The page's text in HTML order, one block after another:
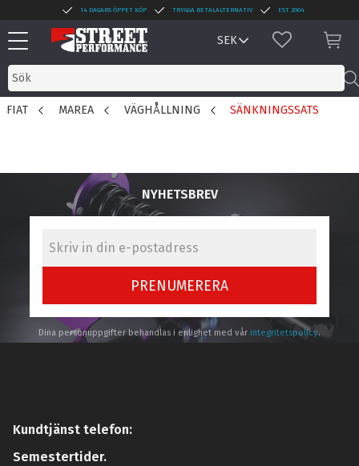
Meny
14 DAGARS ÖPPET KÖP TRYGGA BETALALTERNATIV EST 2004
FAVORITER
FIAT MAREA VÄGHÅLLNING SÄNKNINGSSATS
NYHETSBREV
PRENUMERERA
Dina personuppgifter behandlas i enlighet med vår integritetspolicy.
Kundtjänst telefon:
Semestertider.